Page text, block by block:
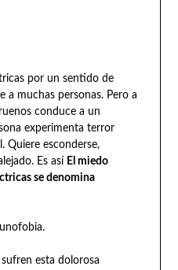
por un sentido de
a muchas personas. Pero a
conduce a un
experimenta terror
Quiere esconderse,
Es así El miedo
se denomina
esta dolorosa